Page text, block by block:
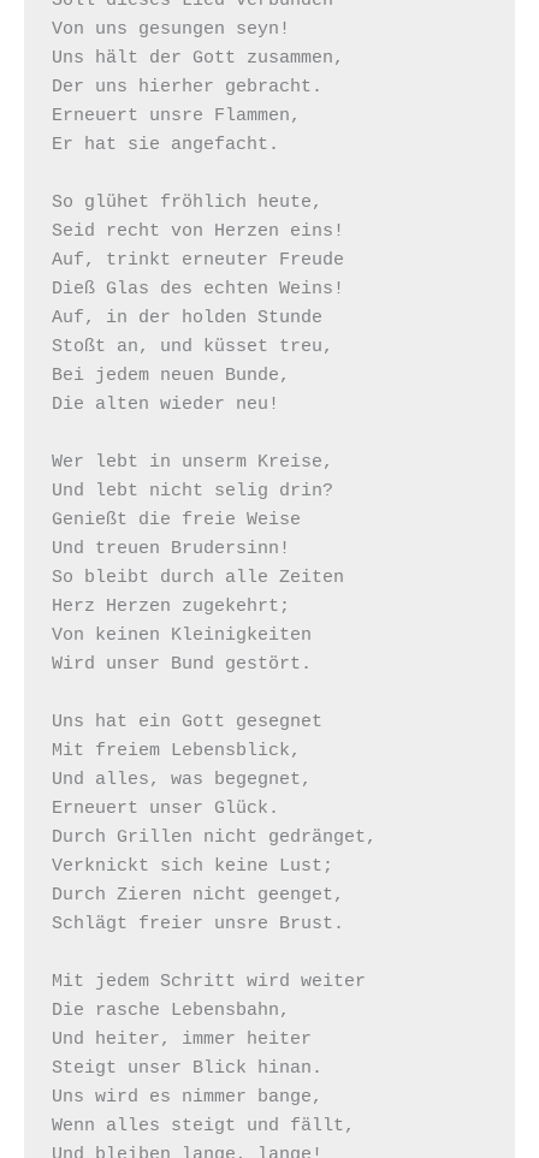
Von uns gesungen seyn!
Uns hält der Gott zusammen,
Der uns hierher gebracht.
Erneuert unsre Flammen,
Er hat sie angefacht.
So glühet fröhlich heute,
Seid recht von Herzen eins!
Auf, trinkt erneuter Freude
Dieß Glas des echten Weins!
Auf, in der holden Stunde
Stoßt an, und küsset treu,
Bei jedem neuen Bunde,
Die alten wieder neu!
Wer lebt in unserm Kreise,
Und lebt nicht selig drin?
Genießt die freie Weise
Und treuen Brudersinn!
So bleibt durch alle Zeiten
Herz Herzen zugekehrt;
Von keinen Kleinigkeiten
Wird unser Bund gestört.
Uns hat ein Gott gesegnet
Mit freiem Lebensblick,
Und alles, was begegnet,
Erneuert unser Glück.
Durch Grillen nicht gedränget,
Verknickt sich keine Lust;
Durch Zieren nicht geenget,
Schlägt freier unsre Brust.
Mit jedem Schritt wird weiter
Die rasche Lebensbahn,
Und heiter, immer heiter
Steigt unser Blick hinan.
Uns wird es nimmer bange,
Wenn alles steigt und fällt,